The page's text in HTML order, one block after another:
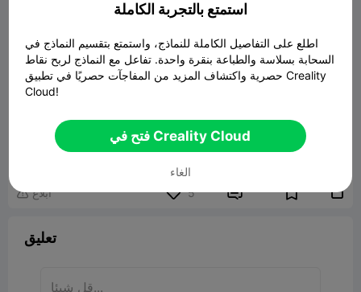
Bark Butler
95.39MB نموذج ثلاثي الأبعاد ذو صلة
 ابلاغ 5  
تعليق
استمتع بالتجربة الكاملة
اطلع على التفاصيل الكاملة للنماذج، واستمتع بتقسيم النماذج في
السحابة بسلاسة والطباعة بنقرة واحدة. تفاعل مع النماذج لربح نقاط
حصرية واكتشاف المزيد من المفاجآت حصريًا في تطبيق Creality
Cloud!
فتح في Creality Cloud
الغاء